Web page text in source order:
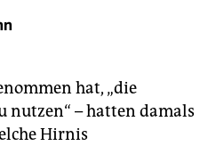
hat, „die
nutzen“ – hatten damals
Hirnis